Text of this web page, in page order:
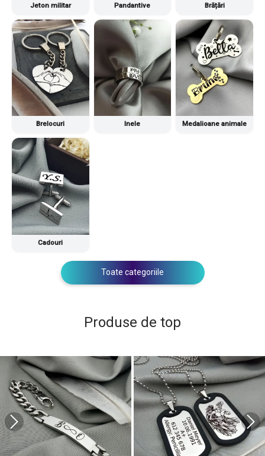
Jeton militar Pandantive Brățări
Brelocuri Inele Medalioane animale
Cadouri
Toate categoriile
Produse de top